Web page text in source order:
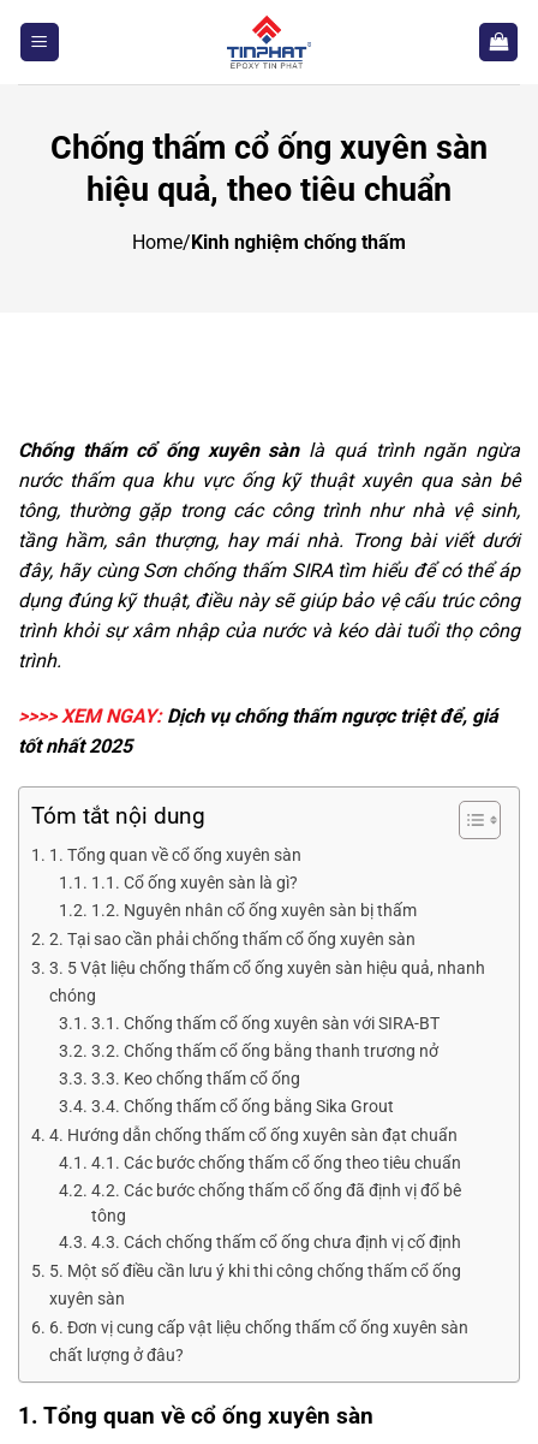
Chống thấm cổ ống xuyên sàn
hiệu quả, theo tiêu chuẩn
Home/ Kinh nghiệm chống thấm
Chống thấm cổ ống xuyên sànlà quá trình ngăn ngừa
nước thấm qua khu vực ống kỹ thuật xuyên qua sàn bê
tông, thường gặp trong các công trình như nhà vệ sinh,
tầng hầm, sân thượng, hay mái nhà. Trong bài viết dưới
đây, hãy cùng Sơn chống thấm SIRA tìm hiểu để có thể áp
dụng đúng kỹ thuật, điều này sẽ giúp bảo vệ cấu trúc công
trình khỏi sự xâm nhập của nước và kéo dài tuổi thọ công
trình.
>>>> XEM NGAY: Dịch vụ chống thấm ngượctriệt để, giá
tốt nhất 2025
Tóm tắt nội dung
1. Tổng quan về cổ ống xuyên sàn
1.1. Cổ ống xuyên sàn là gì?
1.2. Nguyên nhân cổ ống xuyên sàn bị thấm
2. Tại sao cần phải chống thấm cổ ống xuyên sàn
3. 5 Vật liệu chống thấm cổ ống xuyên sàn hiệu quả, nhanh
chóng
3.1. Chống thấm cổ ống xuyên sàn với SIRA-BT
3.2. Chống thấm cổ ống bằng thanh trương nở
3.3. Keo chống thấm cổ ống
3.4. Chống thấm cổ ống bằng Sika Grout
4. Hướng dẫn chống thấm cổ ống xuyên sàn đạt chuẩn
4.1. Các bước chống thấm cổ ống theo tiêu chuẩn
4.2. Các bước chống thấm cổ ống đã định vị đổ bê
tông
4.3. Cách chống thấm cổ ống chưa định vị cố định
5. Một số điều cần lưu ý khi thi công chống thấm cổ ống
xuyên sàn
6. Đơn vị cung cấp vật liệu chống thấm cổ ống xuyên sàn
chất lượng ở đâu?
1. Tổng quan về cổ ống xuyên sàn